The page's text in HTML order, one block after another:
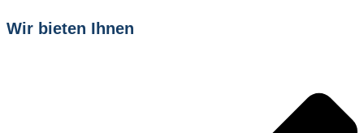
Wir bieten Ihnen